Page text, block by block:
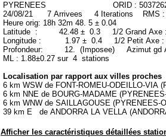
PYRENEES ORID :
24/08/21 7 Arrivees 4 Iterations RMS
Heure orig: 18h 32m 48. 5 ± 0.04
Latitude : 42.48 ± 0.3 1/2 Grand
Longitude : 1.97 ± 0.4 1/2 Petit Axe
Profondeur: 12. (Imposee) Azimut gd
ML : 1.88±0.27 sur 4 stations
Localisation par rapport aux villes proches
6 km WSW de FONT-ROMEU-ODEILLO-VIA
6 km NNE de BOURG-MADAME
6 km WNW de SAILLAGOUSE (PYRENEES-
39 km E de ANDORRA LA VELLA
Afficher les caractéristiques détaillées